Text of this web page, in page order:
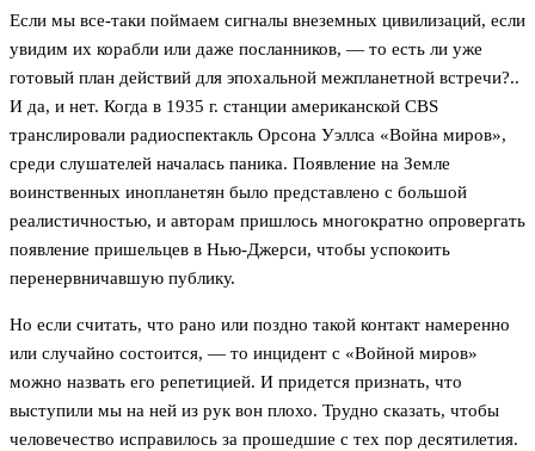
Если мы все-таки поймаем сигналы внеземных цивилизаций, если
увидим их корабли или даже посланников, — то есть ли уже
готовый план действий для эпохальной межпланетной встречи?..
И да, и нет. Когда в 1935 г. станции американской CBS
транслировали радиоспектакль Орсона Уэллса «Война миров»,
среди слушателей началась паника. Появление на Земле
воинственных инопланетян было представлено с большой
реалистичностью, и авторам пришлось многократно опровергать
появление пришельцев в Нью-Джерси, чтобы успокоить
перенервничавшую публику.
Но если считать, что рано или поздно такой контакт намеренно
или случайно состоится, — то инцидент с «Войной миров»
можно назвать его репетицией. И придется признать, что
выступили мы на ней из рук вон плохо. Трудно сказать, чтобы
человечество исправилось за прошедшие с тех пор десятилетия.